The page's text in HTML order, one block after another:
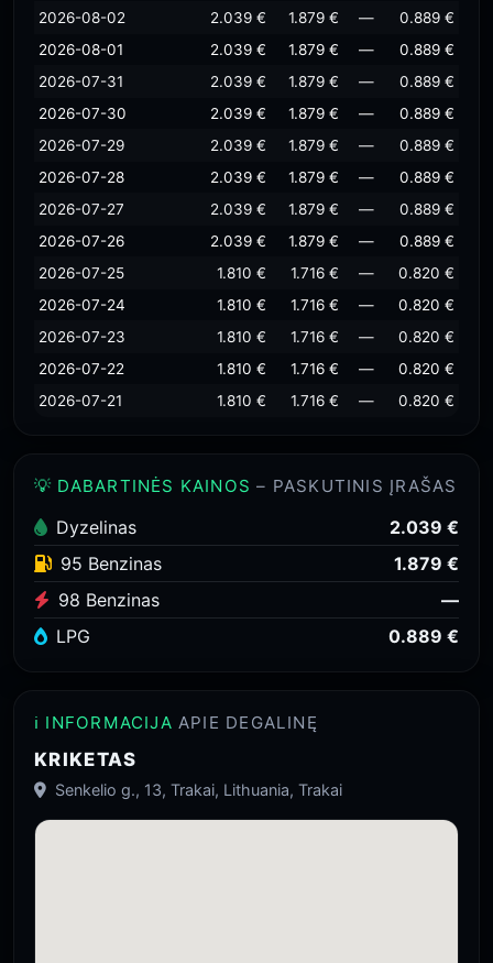
2026-08-02
2.039 € 1.879 € —
0.889 €
2026-08-01
2.039 € 1.879 € —
0.889 €
2026-07-31
2.039 € 1.879 € —
0.889 €
2026-07-30
2.039 € 1.879 € —
0.889 €
2026-07-29
2.039 € 1.879 € —
0.889 €
2026-07-28
2.039 € 1.879 € —
0.889 €
2026-07-27
2.039 € 1.879 € —
0.889 €
2026-07-26
2.039 € 1.879 € —
0.889 €
2026-07-25
1.810 € 1.716 € —
0.820 €
2026-07-24
1.810 € 1.716 € —
0.820 €
2026-07-23
1.810 € 1.716 € —
0.820 €
2026-07-22
1.810 € 1.716 € —
0.820 €
2026-07-21
1.810 € 1.716 € — 0.820 €
💡 DABARTINĖS KAINOS – PASKUTINIS ĮRAŠAS
Dyzelinas
2.039 €
95 Benzinas
1.879 €
98 Benzinas
—
LPG
0.889 €
ℹ️ INFORMACIJA APIE DEGALINĘ
KRIKETAS
Senkelio g., 13, Trakai, Lithuania, Trakai